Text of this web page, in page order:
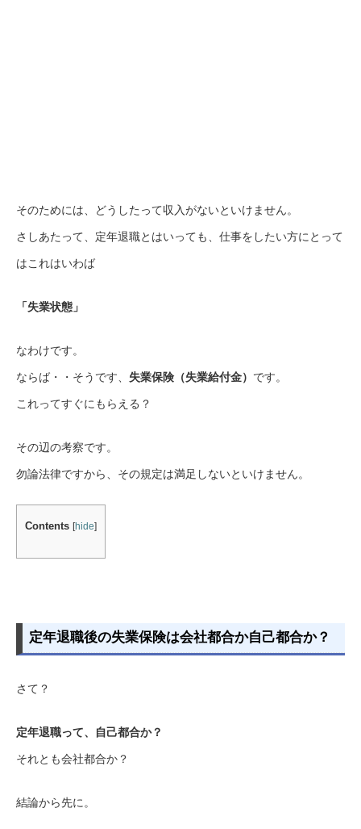
そのためには、どうしたって収入がないといけません。
さしあたって、定年退職とはいっても、仕事をしたい方にとって
はこれはいわば
「失業状態」
なわけです。
ならば・・そうです、 失業保険（失業給付金） です。
これってすぐにもらえる？
その辺の考察です。
勿論法律ですから、その規定は満足しないといけません。
Contents [hide]
定年退職後の失業保険は会社都合か自己都合か？
さて？
定年退職って、自己都合か？
それとも会社都合か？
結論から先に。